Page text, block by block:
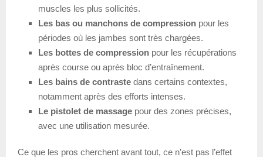
muscles les plus sollicités.
Les bas ou manchons de compression pour les
périodes où les jambes sont très chargées.
Les bottes de compression pour les récupérations
après course ou après bloc d’entraînement.
Les bains de contraste dans certains contextes,
notamment après des efforts intenses.
Le pistolet de massage pour des zones précises,
avec une utilisation mesurée.
Ce que les pros cherchent avant tout, ce n’est pas l’effet